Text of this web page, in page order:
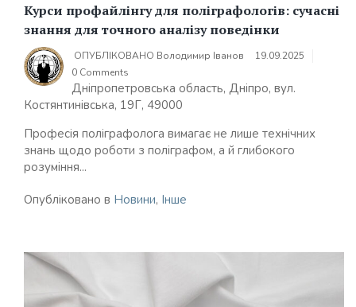
Курси профайлінгу для поліграфологів: сучасні
знання для точного аналізу поведінки
ОПУБЛІКОВАНО Володимир Іванов
19.09.2025
0 Comments
Дніпропетровська область, Дніпро, вул.
Костянтинівська, 19Г, 49000
Професія поліграфолога вимагає не лише технічних
знань щодо роботи з поліграфом, а й глибокого
розуміння...
Опубліковано в Новини, Інше